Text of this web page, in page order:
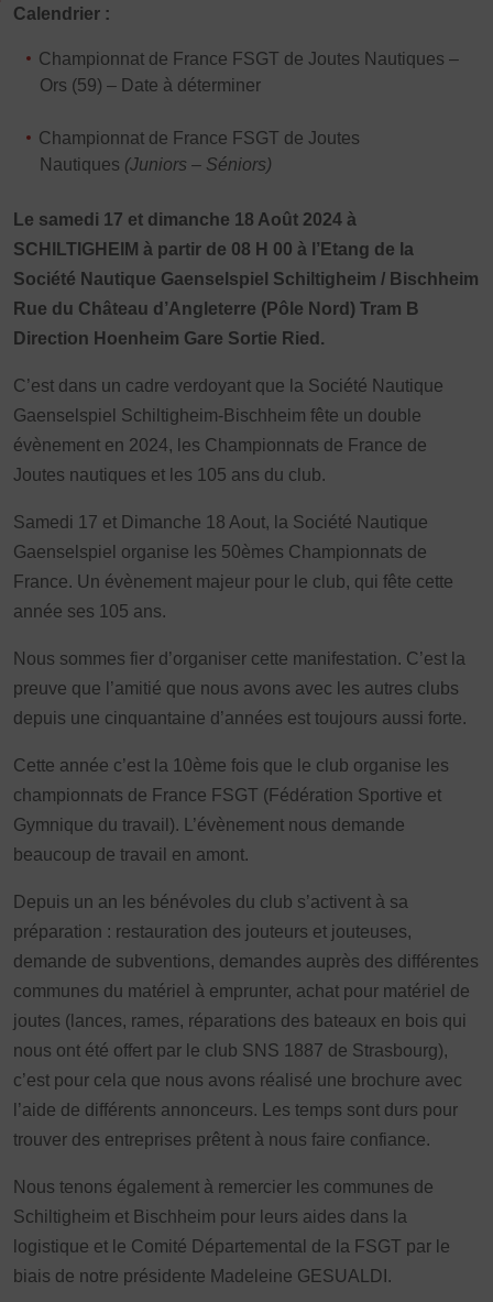
Calendrier :
Championnat de France FSGT de Joutes Nautiques –
Ors (59) – Date à déterminer
Championnat de France FSGT de Joutes
Nautiques (Juniors – Séniors)
Le samedi 17 et dimanche 18 Août 2024 à
SCHILTIGHEIM à partir de 08 H 00 à l’Etang de la
Société Nautique Gaenselspiel Schiltigheim / Bischheim
Rue du Château d’Angleterre (Pôle Nord) Tram B
Direction Hoenheim Gare Sortie Ried.
C’est dans un cadre verdoyant que la Société Nautique
Gaenselspiel Schiltigheim-Bischheim fête un double
évènement en 2024, les Championnats de France de
Joutes nautiques et les 105 ans du club.
Samedi 17 et Dimanche 18 Aout, la Société Nautique
Gaenselspiel organise les 50èmes Championnats de
France. Un évènement majeur pour le club, qui fête cette
année ses 105 ans.
Nous sommes fier d’organiser cette manifestation. C’est la
preuve que l’amitié que nous avons avec les autres clubs
depuis une cinquantaine d’années est toujours aussi forte.
Cette année c’est la 10ème fois que le club organise les
championnats de France FSGT (Fédération Sportive et
Gymnique du travail). L’évènement nous demande
beaucoup de travail en amont.
Depuis un an les bénévoles du club s’activent à sa
préparation : restauration des jouteurs et jouteuses,
demande de subventions, demandes auprès des différentes
communes du matériel à emprunter, achat pour matériel de
joutes (lances, rames, réparations des bateaux en bois qui
nous ont été offert par le club SNS 1887 de Strasbourg),
c’est pour cela que nous avons réalisé une brochure avec
l’aide de différents annonceurs. Les temps sont durs pour
trouver des entreprises prêtent à nous faire confiance.
Nous tenons également à remercier les communes de
Schiltigheim et Bischheim pour leurs aides dans la
logistique et le Comité Départemental de la FSGT par le
biais de notre présidente Madeleine GESUALDI.